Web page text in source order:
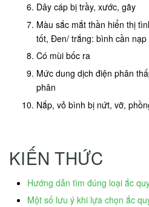
Dây cáp bị trầy, xước, gãy
Màu sắc mắt thần hiển thị
tốt, Đen/ trắng: bình cần
Có mùi bốc ra
Mức dung dịch điện phân
phân
Nắp, vỏ bình bị nứt, vỡ,
KIẾN THỨC
Hướng dẫn tìm đúng loại ắc
Một số lưu ý khi lựa chọn ắc